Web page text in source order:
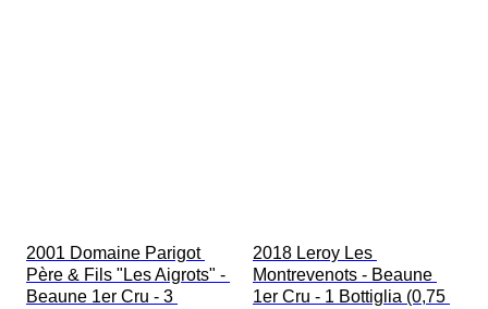
2001 Domaine Parigot
Père & Fils "Les Aigrots" -
Beaune 1er Cru - 3
2018 Leroy Les
Montrevenots - Beaune
1er Cru - 1 Bottiglia (0,75